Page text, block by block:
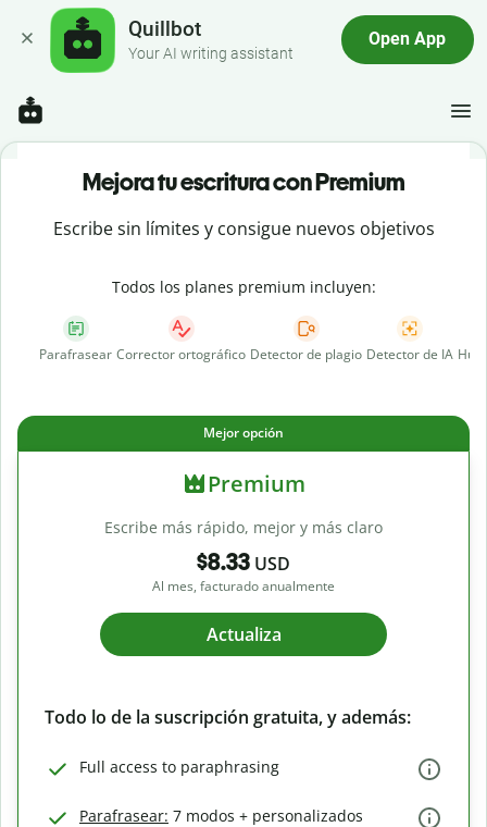
Quillbot
Your AI writing assistant
Open App
Mejora tu escritura con Premium
Escribe sin límites y consigue nuevos objetivos
Todos los planes premium incluyen:
Parafrasear Corrector ortográfico Detector de plagio Detector de IA
Mejor opción
Premium
Escribe más rápido, mejor y más claro
$8.33 USD
Al mes, facturado anualmente
Actualiza
Todo lo de la suscripción gratuita, y además:
Full access to paraphrasing
Parafrasear: 7 modos + personalizados